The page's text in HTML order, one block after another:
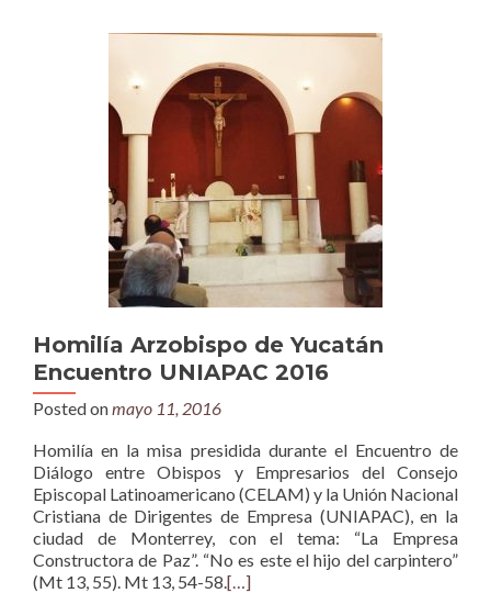
Homilía Arzobispo de Yucatán
Encuentro UNIAPAC 2016
Posted onmayo 11, 2016
Homilía en la misa presidida durante el Encuentro de
Diálogo entre Obispos y Empresarios del Consejo
Episcopal Latinoamericano (CELAM) y la Unión Nacional
Cristiana de Dirigentes de Empresa (UNIAPAC), en la
ciudad de Monterrey, con el tema: “La Empresa
Constructora de Paz”. “No es este el hijo del carpintero”
(Mt 13, 55). Mt 13, 54-58.[…]